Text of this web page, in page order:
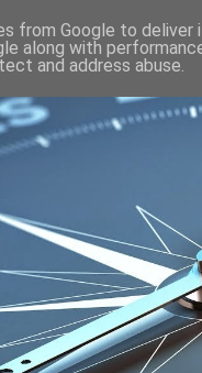
from Google to deliver
along with
and address abuse.